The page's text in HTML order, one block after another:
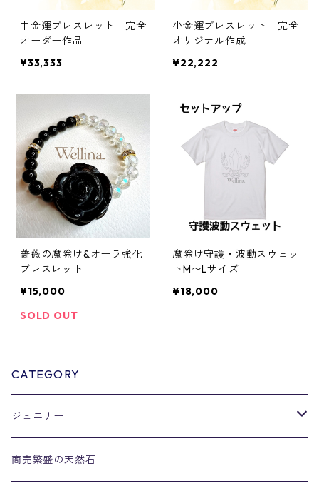
中金運ブレスレット 完全
オーダー作品
¥33,333
小金運ブレスレット 完全
オリジナル作成
¥22,222
薔薇の魔除け&オーラ強化
ブレスレット
¥15,000
SOLD OUT
魔除け守護・波動スウェッ
トM〜Lサイズ
¥18,000
CATEGORY
ジュエリー
リング
商売繁盛の天然石